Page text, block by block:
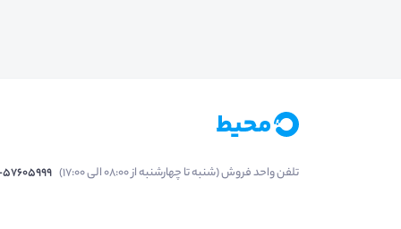
تلفن واحد فروش (شنبه تا چهارشنبه از 08:00 الی 17:00) 57605999